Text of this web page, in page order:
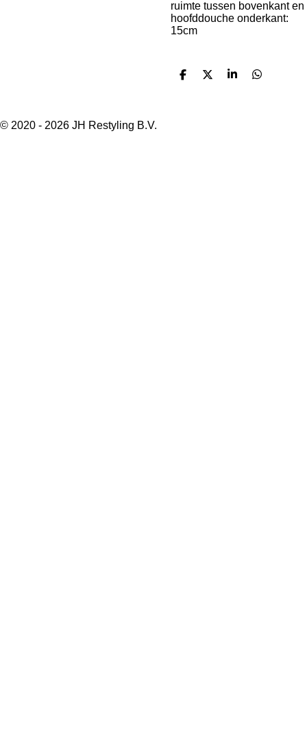
ruimte tussen bovenkant en
hoofddouche onderkant:
15cm
D
D
S
D
© 2020 - 2026 JH Restyling B.V.